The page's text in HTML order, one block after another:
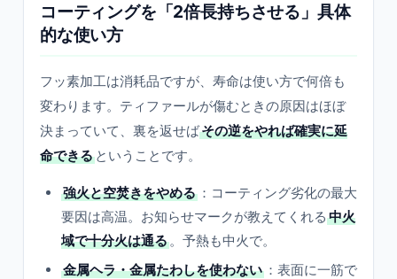
コーティングを「2倍長持ちさせる」具体
的な使い方
フッ素加工は消耗品ですが、寿命は使い方で何倍も
変わります。ティファールが傷むときの原因はほぼ
決まっていて、裏を返せばその逆をやれば確実に延
命できる ということです。
強火と空焚きをやめる ：コーティング劣化の最大
要因は高温。お知らせマークが教えてくれる 中火
域で十分火は通る。予熱も中火で。
金属ヘラ・金属たわしを使わない ：表面に一筋で